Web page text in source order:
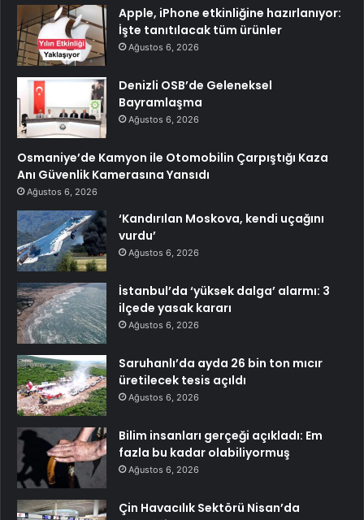
Apple, iPhone etkinliğine hazırlanıyor:
İşte tanıtılacak tüm ürünler
Ağustos 6, 2026
Denizli OSB’de Geleneksel
Bayramlaşma
Ağustos 6, 2026
Osmaniye’de Kamyon ile Otomobilin Çarpıştığı Kaza
Anı Güvenlik Kamerasına Yansıdı
Ağustos 6, 2026
‘Kandırılan Moskova, kendi uçağını
vurdu’
Ağustos 6, 2026
İstanbul’da ‘yüksek dalga’ alarmı: 3
ilçede yasak kararı
Ağustos 6, 2026
Saruhanlı’da ayda 26 bin ton mıcır
üretilecek tesis açıldı
Ağustos 6, 2026
Bilim insanları gerçeği açıkladı: Em
fazla bu kadar olabiliyormuş
Ağustos 6, 2026
Çin Havacılık Sektörü Nisan’da